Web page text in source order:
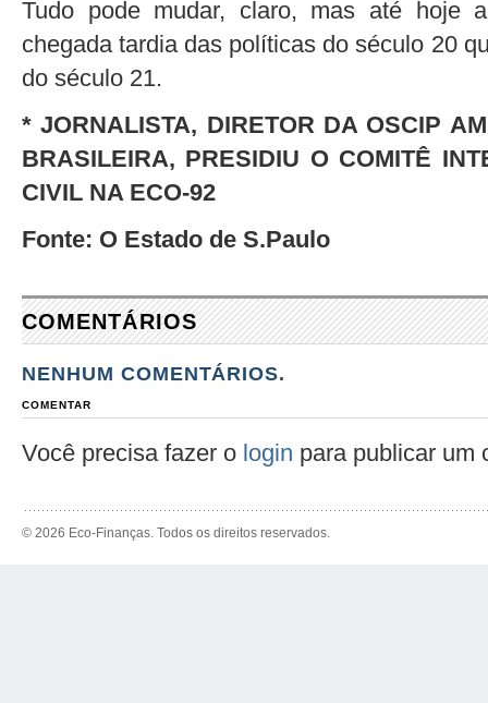
Tudo pode mudar, claro, mas até hoje
chegada tardia das políticas do século 20
do século 21.
* JORNALISTA, DIRETOR DA OSCIP
BRASILEIRA, PRESIDIU O COMITÊ
CIVIL NA ECO-92
Fonte: O Estado de S.Paulo
COMENTÁRIOS
NENHUM COMENTÁRIOS.
COMENTAR
Você precisa fazer o login para publicar um
© 2026 Eco-Finanças. Todos os direitos reservados.